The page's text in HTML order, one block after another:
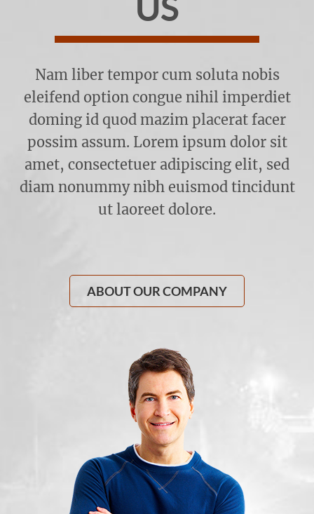
Nam liber tempor cum soluta nobis
eleifend option congue nihil imperdiet
doming id quod mazim placerat facer
possim assum. Lorem ipsum dolor sit
amet, consectetuer adipiscing elit, sed
diam nonummy nibh euismod tincidunt
ut laoreet dolore.
ABOUT OUR COMPANY